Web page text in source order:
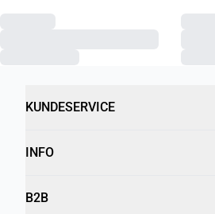
KUNDESERVICE
INFO
B2B